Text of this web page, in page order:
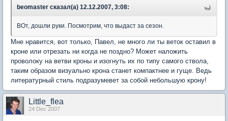
beomaster сказал(а) 12.12.2007, 3:08:
ВОт, дошли руки. Посмотрим, что выдаст за сезон.
Мне нравится, вот только, Павел, не много ли ты веток оставил в
кроне или отрезать ни когда не поздно? Может наложить
проволоку на ветви кроны и изогнуть их по типу самого ствола,
таким образом визуально крона станет компактнее и гуще. Ведь
литературный стиль подразумевет за собой небольшую крону!
Little_flea
24 Dec 2007